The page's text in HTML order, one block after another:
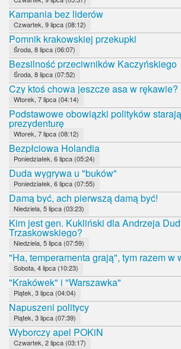
Kampania bez liderów
Czwartek, 9 lipca (08:12)
Pomnik krakowskiej przekupki
Środa, 8 lipca (06:07)
Bezsilność przeciwników Kaczyńskiego
Środa, 8 lipca (07:52)
Czy ktoś chowa jeszcze asa w rękawie?
Wtorek, 7 lipca (04:14)
Podstawowe obowiązki polityków
prezydenturę
Wtorek, 7 lipca (08:12)
Bezpłciowa Holandia
Poniedziałek, 6 lipca (05:24)
Duda wygrywa u "buków"
Poniedziałek, 6 lipca (07:55)
Damą być, ach pierwszą damą być!
Niedziela, 5 lipca (03:23)
Kim jest gen. Kukliński dla Andrzeja
Trzaskowskiego?
Niedziela, 5 lipca (07:59)
"Ha, temperamenta grają", tym razem w
Sobota, 4 lipca (10:23)
"Krakówek" i "Warszawka"
Piątek, 3 lipca (04:04)
Napuszeni politycy
Piątek, 3 lipca (07:39)
Wyborczy apel POKiN
Czwartek, 2 lipca (03:17)